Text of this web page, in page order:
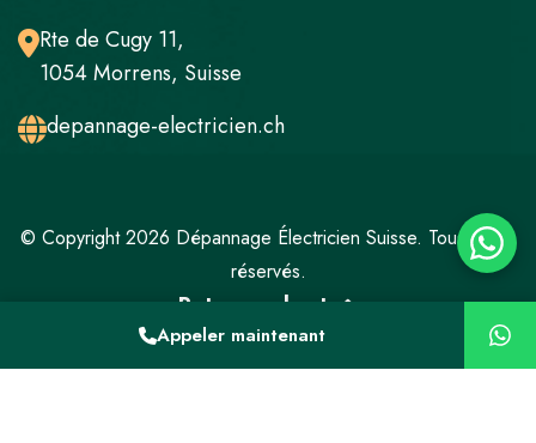
Rte de Cugy 11,
1054 Morrens, Suisse
depannage-electricien.ch
© Copyright 2026 Dépannage Électricien Suisse. Tous droits
réservés.
Retour en haut
Mentions légalesPolitique de confidentialité
Appeler maintenant